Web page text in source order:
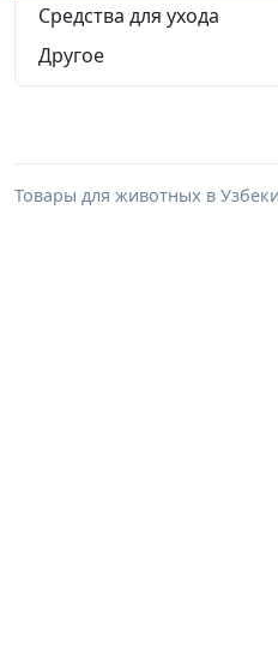
Средства для ухода
Другое
Товары для животных в